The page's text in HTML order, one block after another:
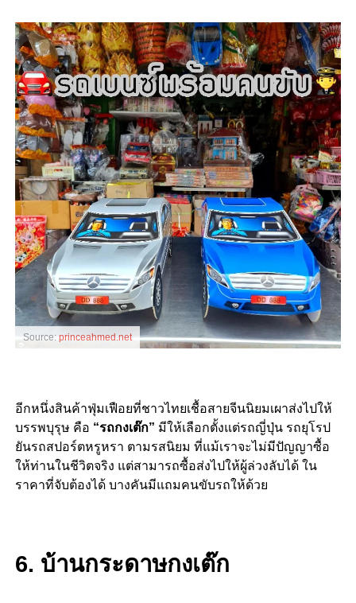
Source: princeahmed.net
อีกหนึ่งสินค้าฟุ่มเฟือยที่ชาวไทยเชื้อสายจีนนิยมเผาส่งไปให้
บรรพบุรุษ คือ “รถกงเต๊ก” มีให้เลือกตั้งแต่รถญี่ปุ่น รถยุโรป
ยันรถสปอร์ตหรูหรา ตามรสนิยม ที่แม้เราจะไม่มีปัญญาซื้อ
ให้ท่านในชีวิตจริง แต่สามารถซื้อส่งไปให้ผู้ล่วงลับได้ ใน
ราคาที่จับต้องได้ บางคันมีแถมคนขับรถให้ด้วย
6. บ้านกระดาษกงเต๊ก